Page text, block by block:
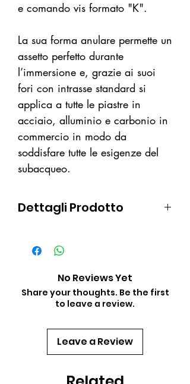
e comando vis formato "K".
La sua forma anulare permette un
assetto perfetto durante
l’immersione e, grazie ai suoi
fori con intrasse standard si
applica a tutte le piastre in
acciaio, alluminio e carbonio in
commercio in modo da
soddisfare tutte le esigenze del
subacqueo.
Dettagli Prodotto
cordura esterna molto resistente
corrugato ovale che agevola lo
scarico in fase di uscita rispetto
ai classici corrugati tondi
configurabile anche come GAV
in acciaio, alluminio o carbonio
No Reviews Yet
Share your thoughts. Be the first
to leave a review.
Leave a Review